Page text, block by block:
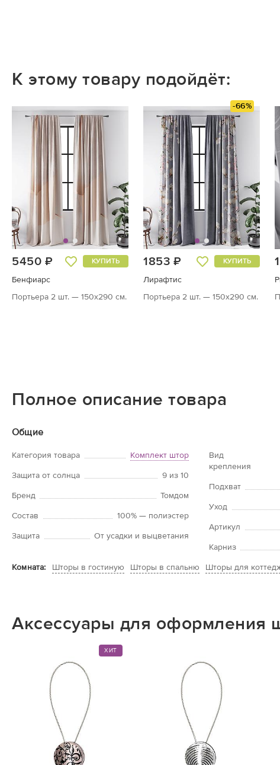
К этому товару подойдёт:
5450 ₽ КУПИТЬ
Бенфиарс
Портьера 2 шт. — 150х290 см.
-66%
1853 ₽ КУПИТЬ
Лирафтис
Портьера 2 шт. — 150х290 см.
Полное описание товара
Общие
Категория товара
Комплект штор
Защита от солнца
9 из 10
Бренд
Томдом
Состав
100% — полиэстер
Защита
От усадки и выцветания
Вид
крепления
Подхват
Уход
Артикул
Карниз
Комната: Шторы в гостиную Шторы в спальню Шторы для
Аксессуары для оформления
ХИТ